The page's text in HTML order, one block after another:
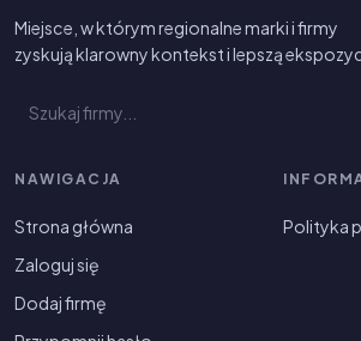
Miejsce, w którym regionalne marki i firmy
zyskują klarowny kontekst i lepszą
NAWIGACJA
Strona główna
Zaloguj się
Dodaj firmę
Polityka